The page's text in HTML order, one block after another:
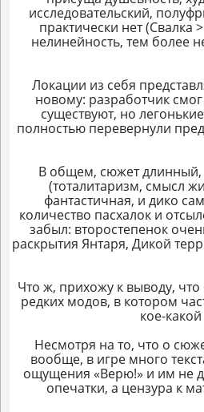
исследовательский,
практически нет
нелинейность, тем более
Локации из себя
новому: разработчик
существуют, но
полностью перевернули
В общем, сюжет длинный,
(тоталитаризм, смысл
фантастичная, и дико
количество пасхалок и
забыл: второстепенок
раскрытия Янтаря, Дикой
Что ж, прихожу к выводу,
редких модов, в котором
кое-
Несмотря на то, что о
вообще, в игре много
ощущения «Верю!» и им не
опечатки, а цензура к